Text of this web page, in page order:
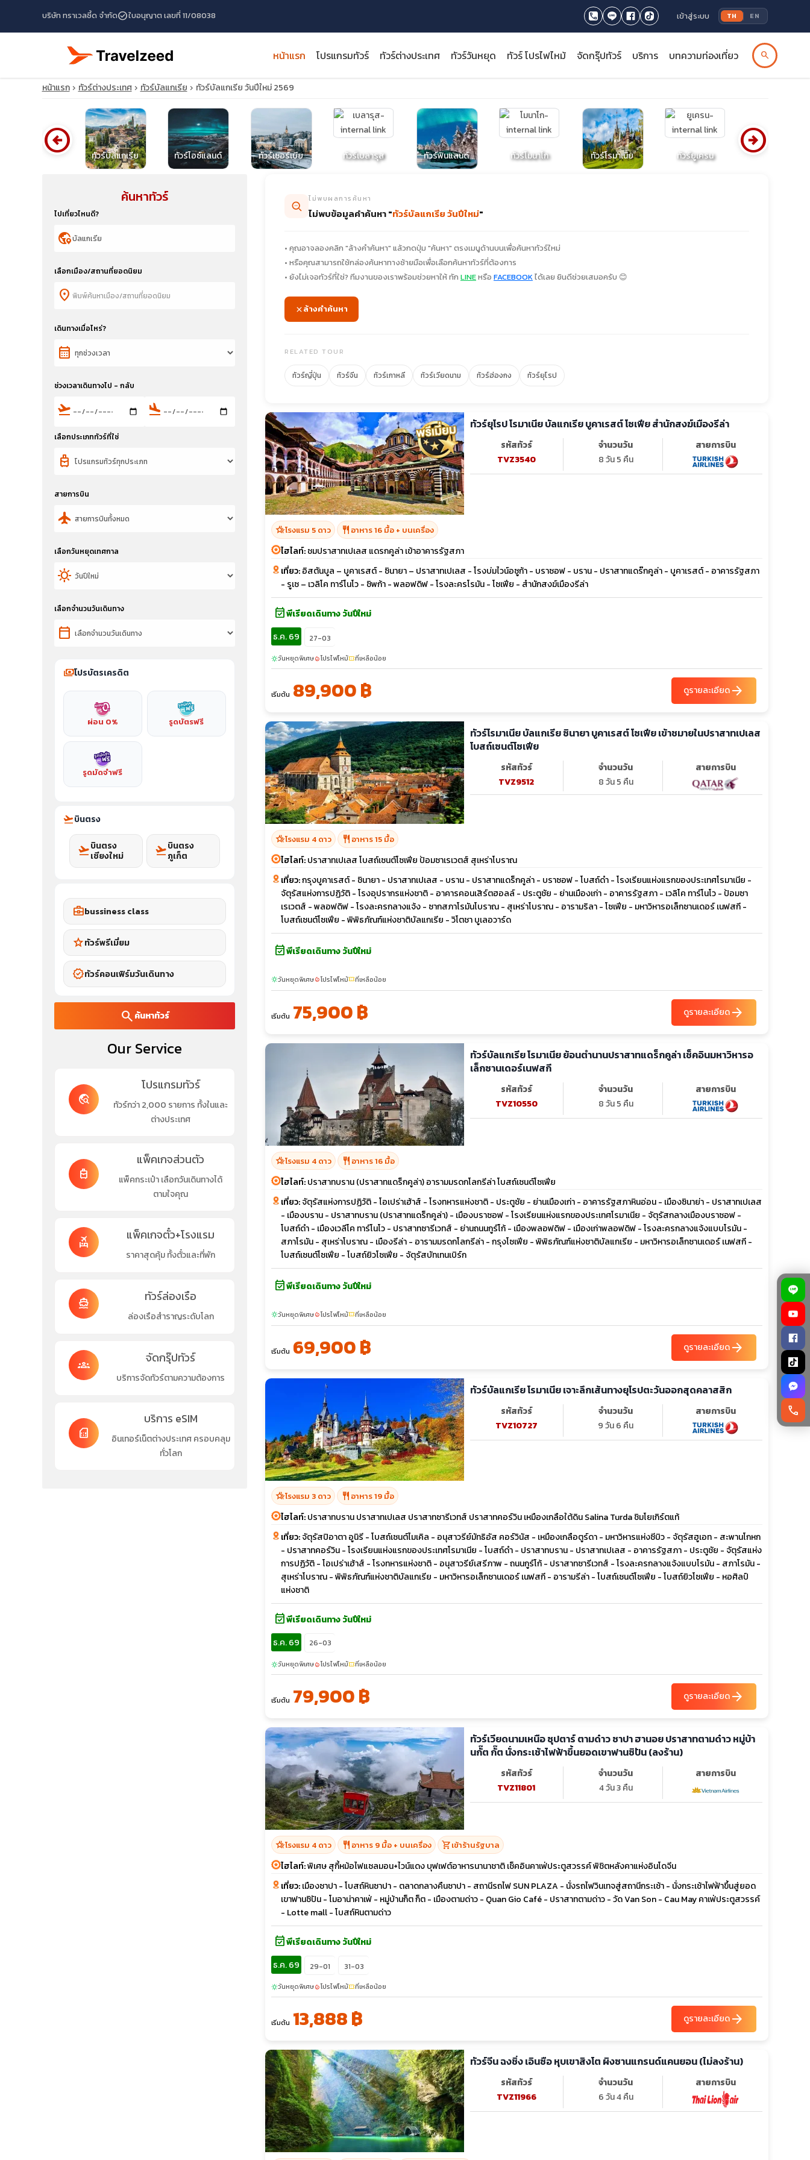
บริษัท ทราเวลซี้ด จำกัดcheck_circleใบอนุญาต เลขที่ 11/08038 เข้าสู่ระบบ TH EN
หน้าแรก โปรแกรมทัวร์ ทัวร์ต่างประเทศ ทัวร์วันหยุด ทัวร์ โปรไฟไหม้ จัดกรุ๊ปทัวร์ บริการ บทความท่องเที่ยว search
close
หน้าแรก ทัวร์ต่างประเทศ ทัวร์บัลแกเรีย ทัวร์บัลแกเรีย วันปีใหม่ 2569
ทัวร์บัลแกเรีย ทัวร์ไอซ์แลนด์ ทัวร์เซอร์เบีย ทัวร์เบลารุส ทัวร์ฟินแลนด์ ทัวร์โมนาโก ทัวร์โรมาเนีย ทัวร์ยูเครน ทัวร์บัลแกเรีย
arrow_circle_left arrow_circle_right
ค้นหาทัวร์
ไปเที่ยวไหนดี?
globe_location_pin
เลือกเมือง/สถานที่ยอดนิยม
location_on
เดินทางเมื่อไหร่?
calendar_month
ช่วงเวลาเดินทางไป - กลับ
flight_takeoff flight_land
เลือกประเภททัวร์ที่ใช่
travel_luggage_and_bags
สายการบิน
flight
เลือกวันหยุดเทศกาล
sunny
เลือกจำนวนวันเดินทาง
calendar_today
paymentsโปรบัตรเครดิต
ผ่อน 0% รูดบัตรฟรี
รูดมัดจำฟรี
flight_takeoffบินตรง
flight_takeoffบินตรง
เชียงใหม่
flight_takeoffบินตรง
ภูเก็ต
business_centerbussiness class
starทัวร์พรีเมี่ยม
verifiedทัวร์คอนเฟิร์มวันเดินทาง
search ค้นหาทัวร์
Our Service
travel_explore
โปรแกรมทัวร์
ทัวร์กว่า 2,000 รายการ ทั้งในและ
ต่างประเทศ
travel_luggage_and_bags
แพ็คเกจส่วนตัว
แพ็คกระเป๋า เลือกวันเดินทางได้
ตามใจคุณ
flights_and_hotels แพ็คเกจตั๋ว+โรงแรม
ราคาสุดคุ้ม ทั้งตั๋วและที่พัก
directions_boat ทัวร์ล่องเรือ
ล่องเรือสำราญระดับโลก
groups จัดกรุ๊ปทัวร์
บริการจัดทัวร์ตามความต้องการ
sim_card
บริการ eSIM
อินเทอร์เน็ตต่างประเทศ ครอบคลุม
ทั่วโลก
ไม่พบผลการค้นหา
ไม่พบข้อมูลคำค้นหา "ทัวร์บัลแกเรีย วันปีใหม่"
• คุณอาจลองคลิก "ล้างคำค้นหา" แล้วกดปุ่ม "ค้นหา" ตรงเมนูด้านบนเพื่อค้นหาทัวร์ใหม่
• หรือคุณสามารถใช้กล่องค้นหาทางซ้ายมือเพื่อเลือกค้นหาทัวร์ที่ต้องการ
• ยังไม่เจอทัวร์ที่ใช่? ทีมงานของเราพร้อมช่วยหาให้ ทัก LINEหรือ FACEBOOKได้เลย ยินดีช่วยเสมอครับ 😊
ล้างคำค้นหา
RELATED TOUR
ทัวร์ญี่ปุ่น ทัวร์จีน ทัวร์เกาหลี ทัวร์เวียดนาม ทัวร์ฮ่องกง ทัวร์ยุโรป
ทัวร์ยุโรป โรมาเนีย บัลแกเรีย บูคาเรสต์ โซเฟีย สำนักสงฆ์เมืองรีล่า
รหัสทัวร์
TVZ3540
จำนวนวัน
8 วัน 5 คืน
สายการบิน
hotel_classโรงแรม 5 ดาว restaurant อาหาร 16 มื้อ + บนเครื่อง
ไฮไลท์:ชมปราสาทเปเลส แดรกคูล่า เข้าอาคารรัฐสภา
เที่ยว:อิสตันบูล – บูคาเรสต์ - ซินายา – ปราสาทเปเลส - โรงบ่มไวน์อซูก้า - บราซอฟ - บราน - ปราสาทแดร๊กคูล่า - บูคาเรสต์ - อาคารรัฐสภา
- รูเซ – เวลิโค ทาร์โนโว - ชิพก้า - พลอฟดิฟ - โรงละครโรมัน - โซเฟีย - สำนักสงฆ์เมืองรีล่า
event_availableพีเรียดเดินทาง วันปีใหม่
ธ.ค. 69
27-03
sunnyวันหยุดพิเศษlocal_fire_departmentโปรไฟไหม้confirmation_numberที่เหลือน้อย
เริ่มต้น 89,900 ฿ ดูรายละเอียดarrow_forward
ทัวร์โรมาเนีย บัลแกเรีย ซินายา บูคาเรสต์ โซเฟีย เข้าชมายในปราสาทเปเลส
โบสถ์เซนต์โซเฟีย
รหัสทัวร์
TVZ9512
จำนวนวัน
8 วัน 5 คืน
สายการบิน
hotel_classโรงแรม 4 ดาว restaurant อาหาร 15 มื้อ
ไฮไลท์:ปราสาทเปเลส โบสถ์เซนต์โซเฟีย ป้อมซาเรเวตส์ สุเหร่าโบราณ
เที่ยว:กรุงบูคาเรสต์ - ชินายา - ปราสาทเปเลส - บราน - ปราสาทแดร็กคูล่า - บราซอฟ - โบสถ์ดำ - โรงเรียนแห่งแรกของประเทศโรมาเนีย -
จัตุรัสแห่งการปฏิวัติ - โรงอุปรากรแห่งชาติ - อาคารคอนเสิร์ตฮอลล์ - ประตูชัย - ย่านเมืองเก่า - อาคารรัฐสภา - เวลิโค ทาร์โนโว - ป้อมซา
เรเวตส์ - พลอฟดิฟ - โรงละครกลางแจ้ง - ซากสภาโรมันโบราณ - สุเหร่าโบราณ - อารามริลา - โซเฟีย - มหาวิหารอเล็กซานเดอร์ เนฟสกี -
โบสถ์เซนต์โซเฟีย - พิพิธภัณฑ์แห่งชาติบัลแกเรีย - วิโตชา บูเลอวาร์ด
event_availableพีเรียดเดินทาง วันปีใหม่
sunnyวันหยุดพิเศษlocal_fire_departmentโปรไฟไหม้confirmation_numberที่เหลือน้อย
เริ่มต้น 75,900 ฿ ดูรายละเอียดarrow_forward
ทัวร์บัลแกเรีย โรมาเนีย ย้อนตำนานปราสาทแดร็กคูล่า เช็คอินมหาวิหารอ
เล็กซานเดอร์เนฟสกี
รหัสทัวร์
TVZ10550
จำนวนวัน
8 วัน 5 คืน
สายการบิน
hotel_classโรงแรม 4 ดาว restaurant อาหาร 16 มื้อ
ไฮไลท์:ปราสาทบราน (ปราสาทแดร็กคูล่า) อารามมรดกโลกรีล่า โบสถ์เซนต์โซเฟีย
เที่ยว:จัตุรัสแห่งการปฏิวัติ - โอเปร่าเฮ้าส์ - โรงทหารแห่งชาติ - ประตูชัย - ย่านเมืองเก่า - อาคารรัฐสภาหินอ่อน - เมืองซินาย่า - ปราสาทเปเลส
- เมืองบราน - ปราสาทบราน (ปราสาทแดร็กคูล่า) - เมืองบราซอฟ - โรงเรียนแห่งแรกของประเทศโรมาเนีย - จัตุรัสกลางเมืองบราซอฟ -
โบสถ์ดำ - เมืองเวลีโค ทาร์โนโว - ปราสาทซารีเวทส์ - ย่านถนนกูร์โก้ - เมืองพลอฟดิฟ - เมืองเก่าพลอฟดิฟ - โรงละครกลางแจ้งแบบโรมัน -
สภาโรมัน - สุเหร่าโบราณ - เมืองรีล่า - อารามมรดกโลกรีล่า - กรุงโซเฟีย - พิพิธภัณฑ์แห่งชาติบัลแกเรีย - มหาวิหารอเล็กซานเดอร์ เนฟสกี -
โบสถ์เซนต์โซเฟีย - โบสถ์ยิวโซเฟีย - จัตุรัสบัทเทนเบิร์ก
event_availableพีเรียดเดินทาง วันปีใหม่
sunnyวันหยุดพิเศษlocal_fire_departmentโปรไฟไหม้confirmation_numberที่เหลือน้อย
เริ่มต้น 69,900 ฿ ดูรายละเอียดarrow_forward
ทัวร์บัลแกเรีย โรมาเนีย เจาะลึกเส้นทางยุโรปตะวันออกสุดคลาสสิก
รหัสทัวร์
TVZ10727
จำนวนวัน
9 วัน 6 คืน
สายการบิน
hotel_classโรงแรม 3 ดาว restaurant อาหาร 19 มื้อ
ไฮไลท์:ปราสาทบราน ปราสาทเปเลส ปราสาทซารีเวทส์ ปราสาทคอร์วิน เหมืองเกลือใต้ดิน Salina Turda ชิมโยเกิร์ตแท้
เที่ยว:จัตุรัสปิอาตา อูนิรี - โบสถ์เซนต์ไมเคิล - อนุสาวรีย์มัทธิอัส คอร์วินัส - เหมืองเกลือตูร์ดา - มหาวิหารแห่งซีบิว - จัตุรัสฮูเอท - สะพานโกหก
- ปราสาทคอร์วิน - โรงเรียนแห่งแรกของประเทศโรมาเนีย - โบสถ์ดำ - ปราสาทบราน - ปราสาทเปเลส - อาคารรัฐสภา - ประตูชัย - จัตุรัสแห่ง
การปฏิวัติ - โอเปร่าเฮ้าส์ - โรงทหารแห่งชาติ - อนุสาวรีย์เสรีภาพ - ถนนกูร์โก้ - ปราสาทซารีเวทส์ - โรงละครกลางแจ้งแบบโรมัน - สภาโรมัน -
สุเหร่าโบราณ - พิพิธภัณฑ์แห่งชาติบัลแกเรีย - มหาวิหารอเล็กซานเดอร์ เนฟสกี - อารามรีล่า - โบสถ์เซนต์โซเฟีย - โบสถ์ยิวโซเฟีย - หอศิลป์
แห่งชาติ
event_availableพีเรียดเดินทาง วันปีใหม่
ธ.ค. 69
26-03
sunnyวันหยุดพิเศษlocal_fire_departmentโปรไฟไหม้confirmation_numberที่เหลือน้อย
เริ่มต้น 79,900 ฿ ดูรายละเอียดarrow_forward
ทัวร์เวียดนามเหนือ ซุปตาร์ ตามด๋าว ซาปา ฮานอย ปราสาทตามด๋าว หมู่บ้า
นกั๊ต กั๊ต นั่งกระเช้าไฟฟ้าขึ้นยอดเขาฟานซิปัน (ลงร้าน)
รหัสทัวร์
TVZ11801
จำนวนวัน
4 วัน 3 คืน
สายการบิน
hotel_classโรงแรม 4 ดาว restaurant อาหาร 9 มื้อ + บนเครื่อง shopping_cartเข้าร้านรัฐบาล
ไฮไลท์:พิเศษ สุกี้หม้อไฟแซลมอน+ไวน์แดง บุฟเฟต์อาหารนานาชาติ เช็คอินคาเฟ่ประตูสวรรค์ พิชิตหลังคาแห่งอินโดจีน
เที่ยว:เมืองซาปา - โบสถ์หินซาปา - ตลาดกลางคืนซาปา - สถานีรถไฟ SUN PLAZA - นั่งรถไฟวินเทจสู่สถานีกระเช้า - นั่งกระเช้าไฟฟ้าขึ้นสู่ยอด
เขาฟานซิปัน - โมอาน่าคาเฟ่ - หมู่บ้านก็ต ก็ต - เมืองตามด่าว - Quan Gio Café - ปราสาทตามด่าว - วัด Van Son - Cau May คาเฟ่ประตูสวรรค์
- Lotte mall - โบสถ์หินตามด่าว
event_availableพีเรียดเดินทาง วันปีใหม่
ธ.ค. 69
29-01 31-03
sunnyวันหยุดพิเศษlocal_fire_departmentโปรไฟไหม้confirmation_numberที่เหลือน้อย
เริ่มต้น 13,888 ฿ ดูรายละเอียดarrow_forward
ทัวร์จีน ฉงชิ่ง เอินซือ หุบเขาสิงโต ผิงซานแกรนด์แคนยอน (ไม่ลงร้าน)
รหัสทัวร์
TVZ11966
จำนวนวัน
6 วัน 4 คืน
สายการบิน
call